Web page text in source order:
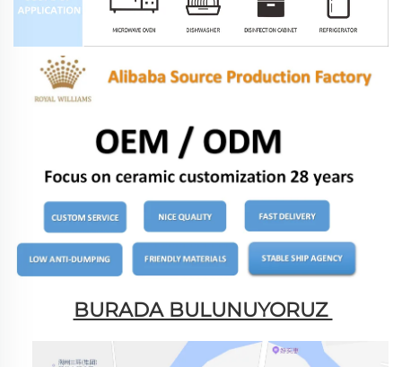
BURADA BULUNUYORUZ